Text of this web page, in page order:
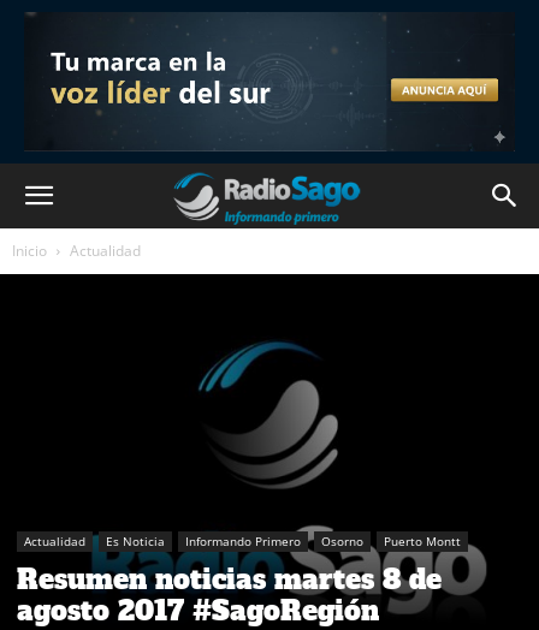
Inicio Actualidad
Actualidad Es Noticia Informando Primero Osorno Puerto Montt
Resumen noticias martes 8 de
agosto 2017 #SagoRegión